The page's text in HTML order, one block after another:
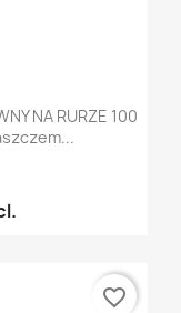
NA RURZE 100
favorite_border